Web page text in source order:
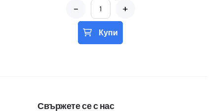
- +
Купи
Свържете се с нас